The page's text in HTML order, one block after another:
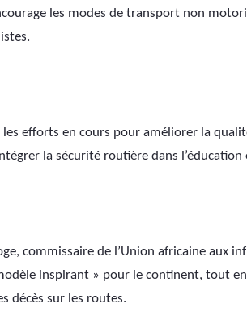
les modes de transport non
efforts en cours pour améliorer la
la sécurité routière dans
commissaire de l’Union africaine aux
inspirant » pour le continent, tout
décès sur les routes.